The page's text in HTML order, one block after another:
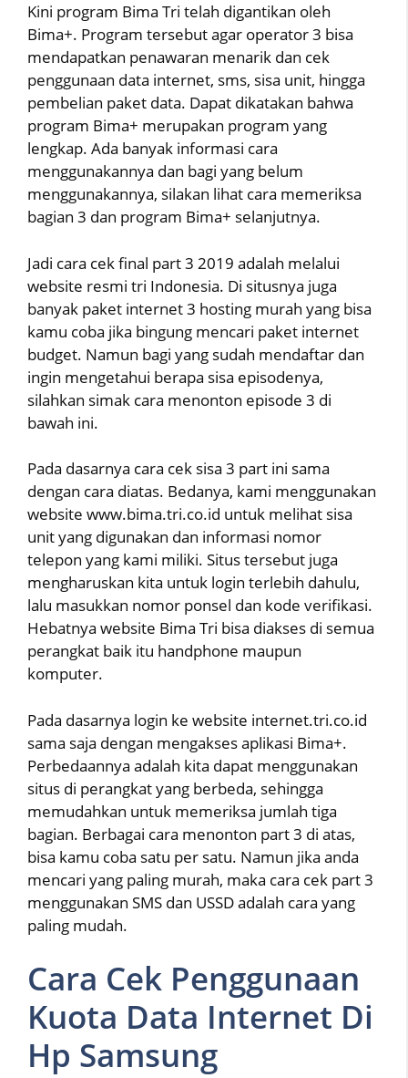
Kini program Bima Tri telah digantikan oleh
Bima+. Program tersebut agar operator 3 bisa
mendapatkan penawaran menarik dan cek
penggunaan data internet, sms, sisa unit, hingga
pembelian paket data. Dapat dikatakan bahwa
program Bima+ merupakan program yang
lengkap. Ada banyak informasi cara
menggunakannya dan bagi yang belum
menggunakannya, silakan lihat cara memeriksa
bagian 3 dan program Bima+ selanjutnya.
Jadi cara cek final part 3 2019 adalah melalui
website resmi tri Indonesia. Di situsnya juga
banyak paket internet 3 hosting murah yang bisa
kamu coba jika bingung mencari paket internet
budget. Namun bagi yang sudah mendaftar dan
ingin mengetahui berapa sisa episodenya,
silahkan simak cara menonton episode 3 di
bawah ini.
Pada dasarnya cara cek sisa 3 part ini sama
dengan cara diatas. Bedanya, kami menggunakan
website www.bima.tri.co.id untuk melihat sisa
unit yang digunakan dan informasi nomor
telepon yang kami miliki. Situs tersebut juga
mengharuskan kita untuk login terlebih dahulu,
lalu masukkan nomor ponsel dan kode verifikasi.
Hebatnya website Bima Tri bisa diakses di semua
perangkat baik itu handphone maupun
komputer.
Pada dasarnya login ke website internet.tri.co.id
sama saja dengan mengakses aplikasi Bima+.
Perbedaannya adalah kita dapat menggunakan
situs di perangkat yang berbeda, sehingga
memudahkan untuk memeriksa jumlah tiga
bagian. Berbagai cara menonton part 3 di atas,
bisa kamu coba satu per satu. Namun jika anda
mencari yang paling murah, maka cara cek part 3
menggunakan SMS dan USSD adalah cara yang
paling mudah.
Cara Cek Penggunaan
Kuota Data Internet Di
Hp Samsung